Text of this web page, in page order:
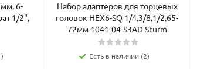
мм, 6-
1/2",
Набор адаптеров для торцевых
головок HEX6-SQ 1/4,3/8,1/2,65-
72мм 1041-04-S3AD Sturm
Есть в наличии (2)